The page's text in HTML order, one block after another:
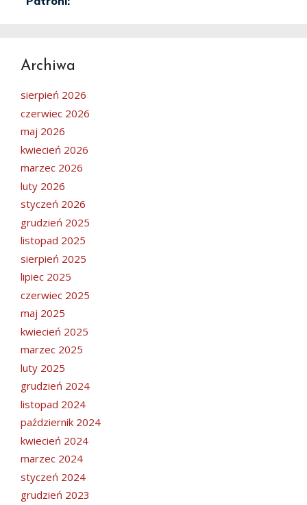
Archiwa
sierpień 2026
czerwiec 2026
maj 2026
kwiecień 2026
marzec 2026
luty 2026
styczeń 2026
grudzień 2025
listopad 2025
sierpień 2025
lipiec 2025
czerwiec 2025
maj 2025
kwiecień 2025
marzec 2025
luty 2025
grudzień 2024
listopad 2024
październik 2024
kwiecień 2024
marzec 2024
styczeń 2024
grudzień 2023